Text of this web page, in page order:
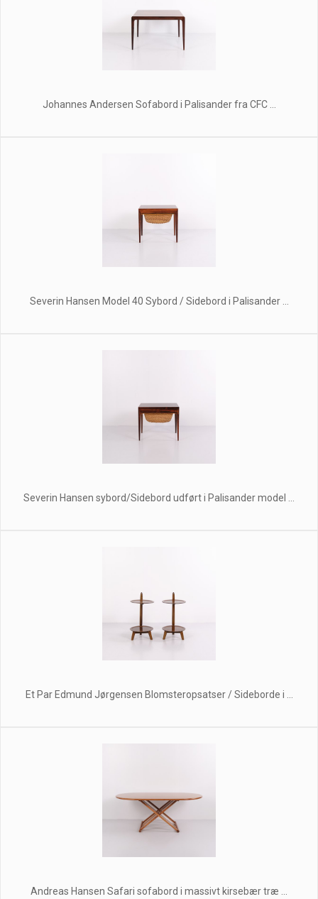
Johannes Andersen Sofabord i Palisander fra CFC ...
Severin Hansen Model 40 Sybord / Sidebord i Palisander ...
Severin Hansen sybord/Sidebord udført i Palisander model ...
Et Par Edmund Jørgensen Blomsteropsatser / Sideborde i ...
Andreas Hansen Safari sofabord i massivt kirsebær træ ...